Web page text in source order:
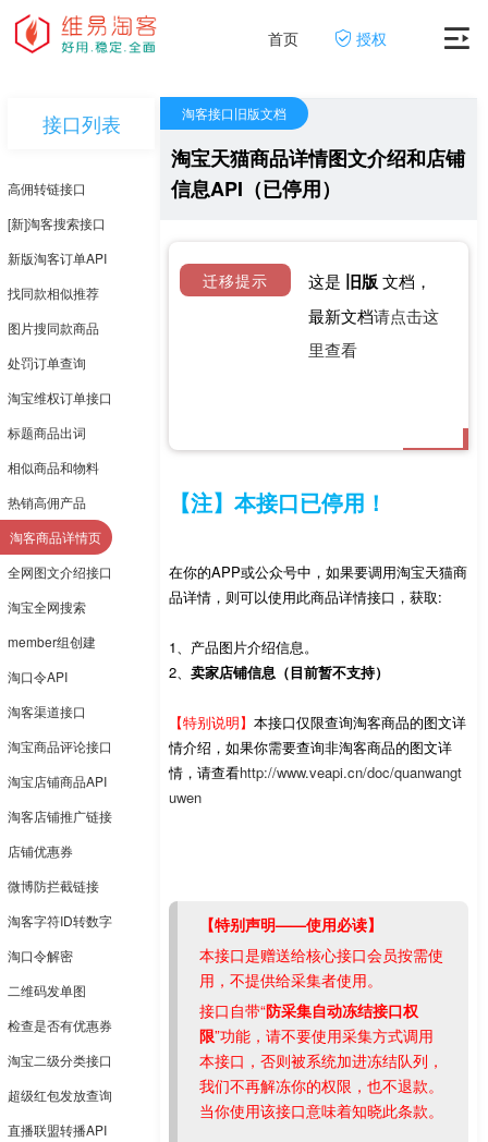
首页 授权
接口列表
高佣转链接口
[新]淘客搜索接口
新版淘客订单API
找同款相似推荐
图片搜同款商品
处罚订单查询
淘宝维权订单接口
标题商品出词
相似商品和物料
热销高佣产品
淘客商品详情页
全网图文介绍接口
淘宝全网搜索
member组创建
淘口令API
淘客渠道接口
淘宝商品评论接口
淘宝店铺商品API
淘客店铺推广链接
店铺优惠券
微博防拦截链接
淘客字符ID转数字
淘口令解密
二维码发单图
检查是否有优惠券
淘宝二级分类接口
超级红包发放查询
直播联盟转播API
淘客接口旧版文档
淘宝天猫商品详情图文介绍和店铺
信息API（已停用）
迁移提示 这是 旧版文档，
最新文档请点击这
里查看
【注】本接口已停用！
在你的APP或公众号中，如果要调用淘宝天猫商
品详情，则可以使用此商品详情接口，获取:
1、产品图片介绍信息。
2、卖家店铺信息（目前暂不支持）
【特别说明】本接口仅限查询淘客商品的图文详
情介绍，如果你需要查询非淘客商品的图文详
情，请查看http://www.veapi.cn/doc/quanwangt
uwen
【特别声明——使用必读】
本接口是赠送给核心接口会员按需使
用，不提供给采集者使用。
接口自带“防采集自动冻结接口权
限”功能，请不要使用采集方式调用
本接口，否则被系统加进冻结队列，
我们不再解冻你的权限，也不退款。
当你使用该接口意味着知晓此条款。